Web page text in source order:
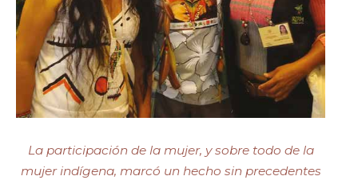
La participación de la mujer, y sobre todo de la
mujer indígena, marcó un hecho sin precedentes